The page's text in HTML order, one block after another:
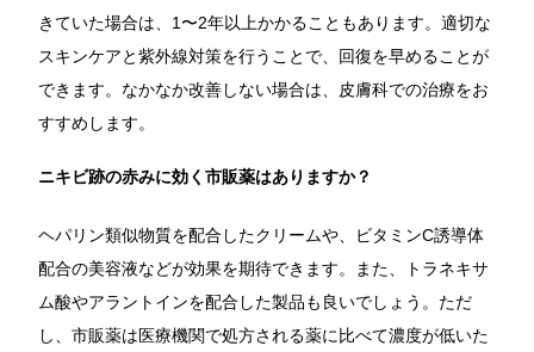
きていた場合は、1〜2年以上かかることもあります。適切な
スキンケアと紫外線対策を行うことで、回復を早めることが
できます。なかなか改善しない場合は、皮膚科での治療をお
すすめします。
ニキビ跡の赤みに効く市販薬はありますか？
ヘパリン類似物質を配合したクリームや、ビタミンC誘導体
配合の美容液などが効果を期待できます。また、トラネキサ
ム酸やアラントインを配合した製品も良いでしょう。ただ
し、市販薬は医療機関で処方される薬に比べて濃度が低いた